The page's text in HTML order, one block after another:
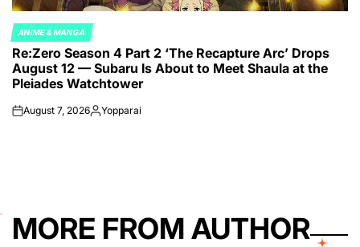
POSTED
IN
ANIME & MANGA
Re:Zero Season 4 Part 2 ‘The Recapture Arc’ Drops
August 12 — Subaru Is About to Meet Shaula at the
Pleiades Watchtower
onAugust 7, 2026Posted
Yopparai
MORE FROM AUTHOR